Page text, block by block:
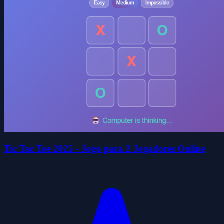
Tic Tac Toe 2025 - Jogo para 2 Jogadores Online